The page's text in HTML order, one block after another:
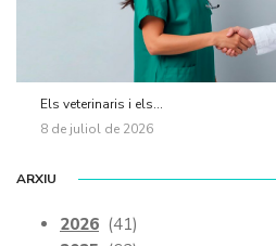
Els veterinaris i els...
8 de juliol de 2026
ARXIU
2026 (41)